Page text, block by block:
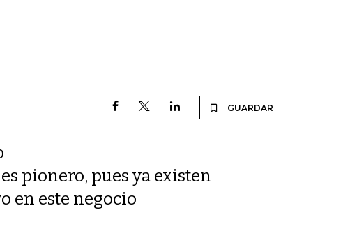
GUARDAR
pionero, pues ya existen
en este negocio